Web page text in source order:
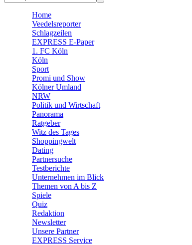
🛒 Shoppingwelt
Home
Veedelsreporter
Schlagzeilen
EXPRESS E-Paper
1. FC Köln
Köln
Sport
Promi und Show
Kölner Umland
NRW
Politik und Wirtschaft
Panorama
Ratgeber
Witz des Tages
Shoppingwelt
Dating
Partnersuche
Testberichte
Unternehmen im Blick
Themen von A bis Z
Spiele
Quiz
Redaktion
Newsletter
Unsere Partner
EXPRESS Service